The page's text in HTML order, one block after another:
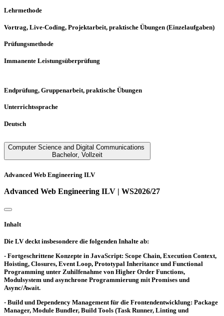
Lehrmethode
Vortrag, Live-Coding, Projektarbeit, praktische Übungen (Einzelaufgaben)
Prüfungsmethode
Immanente Leistungsüberprüfung
Endprüfung, Gruppenarbeit, praktische Übungen
Unterrichtssprache
Deutsch
Computer Science and Digital Communications
Bachelor, Vollzeit
Advanced Web Engineering ILV
Advanced Web Engineering ILV | WS2026/27
Inhalt
Die LV deckt insbesondere die folgenden Inhalte ab:
- Fortgeschrittene Konzepte in JavaScript: Scope Chain, Execution Context,
Hoisting, Closures, Event Loop, Prototypal Inheritance und Functional
Programming unter Zuhilfenahme von Higher Order Functions,
Modulsystem und asynchrone Programmierung mit Promises und
Async/Await.
- Build und Dependency Management für die Frontendentwicklung: Package
Manager, Module Bundler, Build Tools (Task Runner, Linting und